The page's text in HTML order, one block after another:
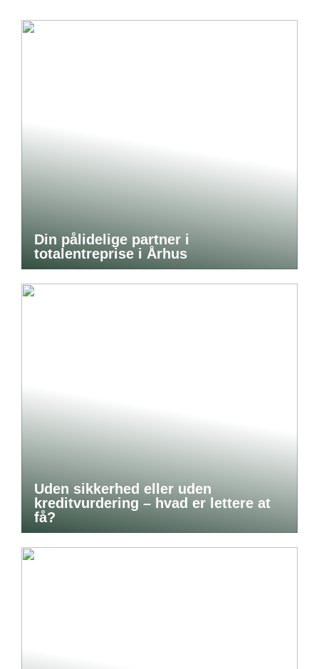
Din pålidelige partner i
totalentreprise i Århus
Uden sikkerhed eller uden
kreditvurdering – hvad er lettere at
få?